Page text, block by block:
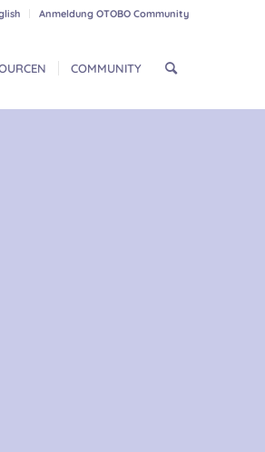
Anmeldung OTOBO Community
COMMUNITY